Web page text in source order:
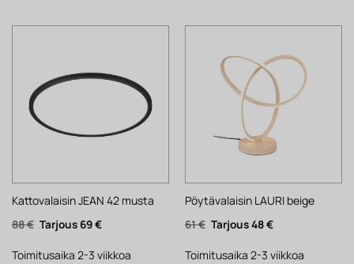
Kattovalaisin JEAN 42 musta
88€ Alkuperäinen
hinta
88 €.
69€Nykyinen
69 €.
Toimitusaika 2-3 viikkoa
Pöytävalaisin LAURI beige
61€ Alkuperäinen
hinta
61 €.
48€Nykyinen
48 €.
Toimitusaika 2-3 viikkoa